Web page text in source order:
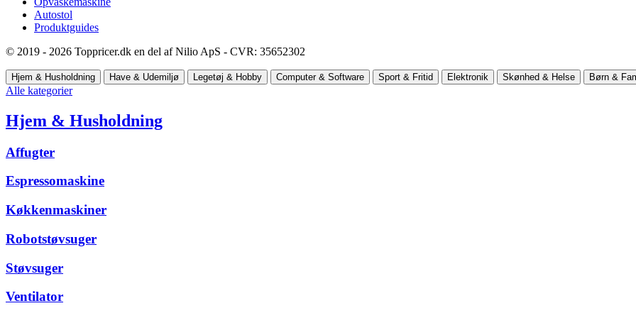
Autostol
Produktguides
© 2019 - 2026 Toppricer.dk en del af Nilio ApS - CVR: 35652302
Hjem & Husholdning Have & Udemiljø Legetøj & Hobby Computer & Software Sport & Fritid Elektronik Skønhed & Helse Børn &
Alle kategorier
Hjem & Husholdning
Affugter
Espressomaskine
Køkkenmaskiner
Robotstøvsuger
Støvsuger
Ventilator